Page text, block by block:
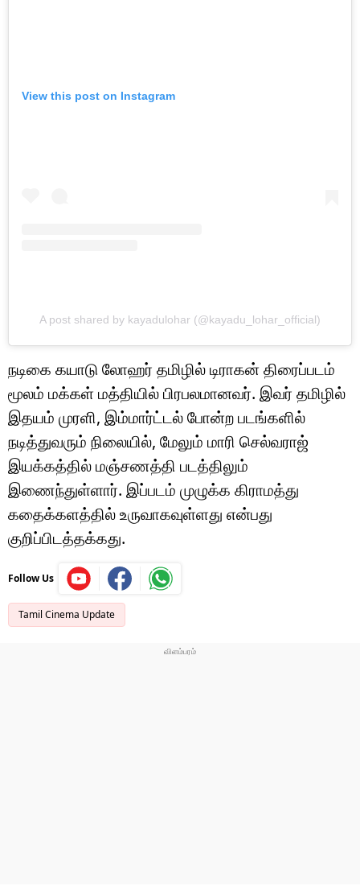
View this post on Instagram
A post shared by kayadulohar (@kayadu_lohar_official)
நடிகை கயாடு லோஹர் தமிழில் டிராகன் திரைப்படம்
மூலம் மக்கள் மத்தியில் பிரபலமானவர். இவர் தமிழில்
இதயம் முரளி, இம்மார்ட்டல் போன்ற படங்களில்
நடித்துவரும் நிலையில், மேலும் மாரி செல்வராஜ்
இயக்கத்தில் மஞ்சணத்தி படத்திலும்
இணைந்துள்ளார். இப்படம் முழுக்க கிராமத்து
கதைக்களத்தில் உருவாகவுள்ளது என்பது
குறிப்பிடத்தக்கது.
Follow Us
Tamil Cinema Update